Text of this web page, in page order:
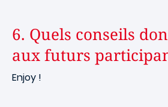
6. Quels conseils
aux futurs
Enjoy !